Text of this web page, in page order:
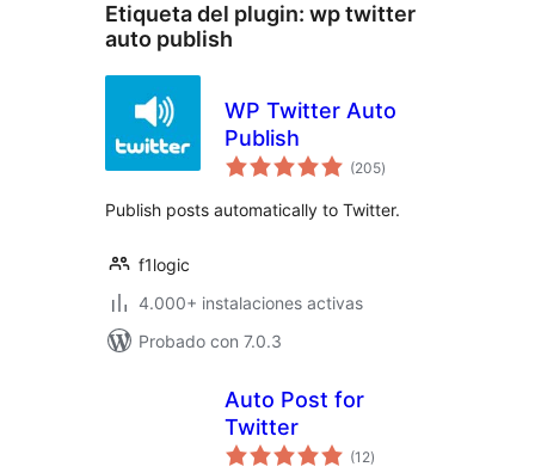
Etiqueta del plugin: wp twitter
auto publish
WP Twitter Auto
Publish
(205valoraciones
en
)
Publish posts automatically to Twitter.
f1logic
4.000+ instalaciones activas
Probado con 7.0.3
Auto Post for
Twitter
(12valoraciones
en
)